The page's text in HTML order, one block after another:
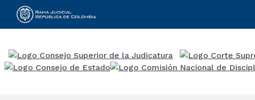
Rama Judicial